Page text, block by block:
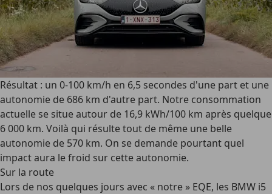
Résultat : un 0-100 km/h en 6,5 secondes d'une part et une
autonomie de 686 km d'autre part. Notre consommation
actuelle se situe autour de 16,9 kWh/100 km après quelque
6 000 km. Voilà qui résulte tout de même une belle
autonomie de 570 km. On se demande pourtant quel
impact aura le froid sur cette autonomie.
Sur la route
Lors de nos quelques jours avec « notre » EQE, les BMW i5